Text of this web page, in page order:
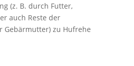
(z. B. durch Futter,
auch Reste der
Gebärmutter) zu Hufrehe